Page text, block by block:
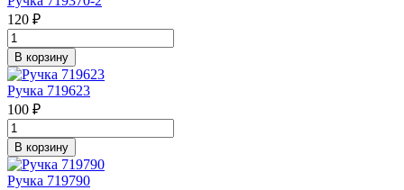
120 ₽
В корзину
Ручка 719623
100 ₽
В корзину
Ручка 719790